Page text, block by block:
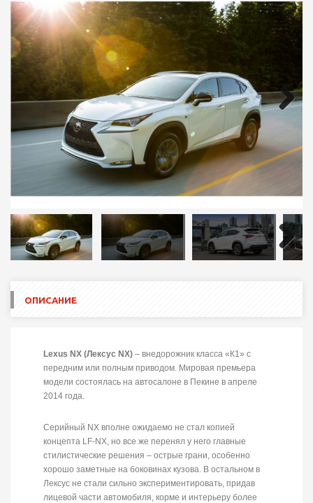
Next
ОПИСАНИЕ
Lexus NX (Лексус NX) – внедорожник класса «К1» с
передним или полным приводом. Мировая премьера
модели состоялась на автосалоне в Пекине в апреле
2014 года.
Серийный NX вполне ожидаемо не стал копией
концепта LF-NX, но все же перенял у него главные
стилистические решения – острые грани, особенно
хорошо заметные на боковинах кузова. В остальном в
Лексус не стали сильно экспериментировать, придав
лицевой части автомобиля, корме и интерьеру более